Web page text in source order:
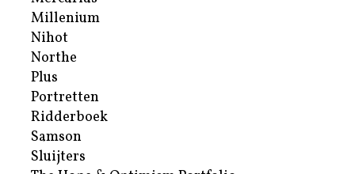
Millenium
Nihot
Northe
Plus
Portretten
Ridderboek
Samson
Sluijters